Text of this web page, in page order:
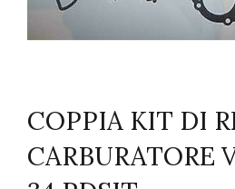
COPPIA KIT DI
CARBURATORE